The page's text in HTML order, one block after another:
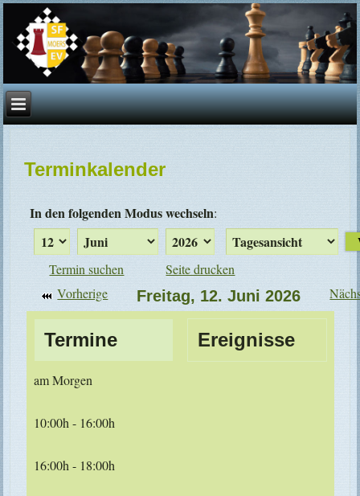
Terminkalender
In den folgenden Modus wechseln:
Termin suchen
Seite drucken
Vorherige
Freitag, 12. Juni 2026
Termine
am Morgen
10:00h - 16:00h
16:00h - 18:00h
Ereignisse